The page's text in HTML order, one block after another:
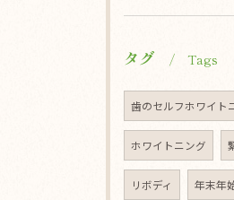
タグ Tags
歯のセルフホワイト
ホワイトニング
リボディ 年末年